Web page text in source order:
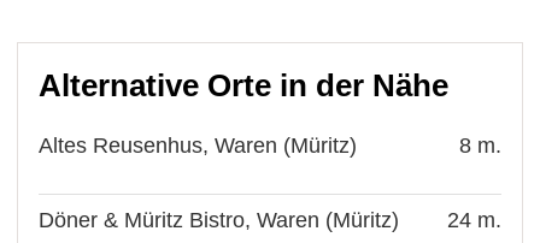
Alternative Orte in der Nähe
Altes Reusenhus, Waren (Müritz) 8 m.
Döner & Müritz Bistro, Waren (Müritz) 24 m.